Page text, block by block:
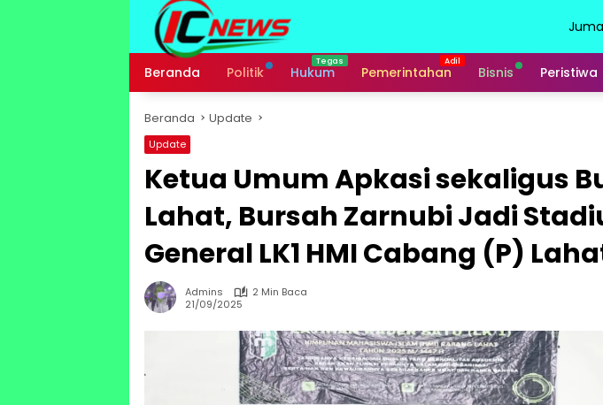
Beranda Politik Hukum Pemerintahan Bisnis Peristiwa
Beranda Update
Update
Ketua Umum Apkasi sekaligus
Lahat, Bursah Zarnubi Jadi
General LK1 HMI Cabang (P)
Admins
2 Min Baca
21/09/2025